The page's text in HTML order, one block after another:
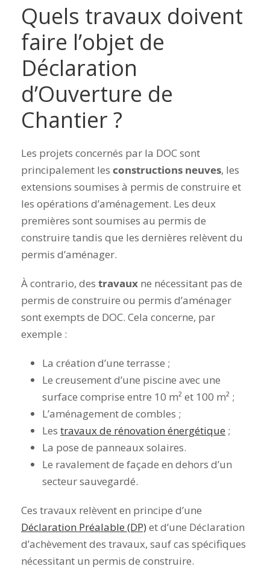
Quels travaux doivent
faire l’objet de
Déclaration
d’Ouverture de
Chantier ?
Les projets concernés par la DOCsont
principalement les constructions neuves, les
extensions soumises à permis de construire et
les opérations d’aménagement. Les deux
premières sont soumises au permis de
construire tandis que les dernières relèvent du
permis d’aménager.
À contrario, des travaux ne nécessitant pas de
permis de construire ou permis d’aménager
sont exempts de DOC. Cela concerne, par
exemple :
La création d’une terrasse ;
Le creusement d’une piscine avec une
surface comprise entre 10 m² et 100 m² ;
L’aménagement de combles ;
Les travaux de rénovation énergétique ;
La pose de panneaux solaires.
Le ravalement de façade en dehors d’un
secteur sauvegardé.
Ces travaux relèvent en principe d’une
Déclaration Préalable (DP) et d’une Déclaration
d’achèvement des travaux, sauf cas spécifiques
nécessitant un permis de construire.